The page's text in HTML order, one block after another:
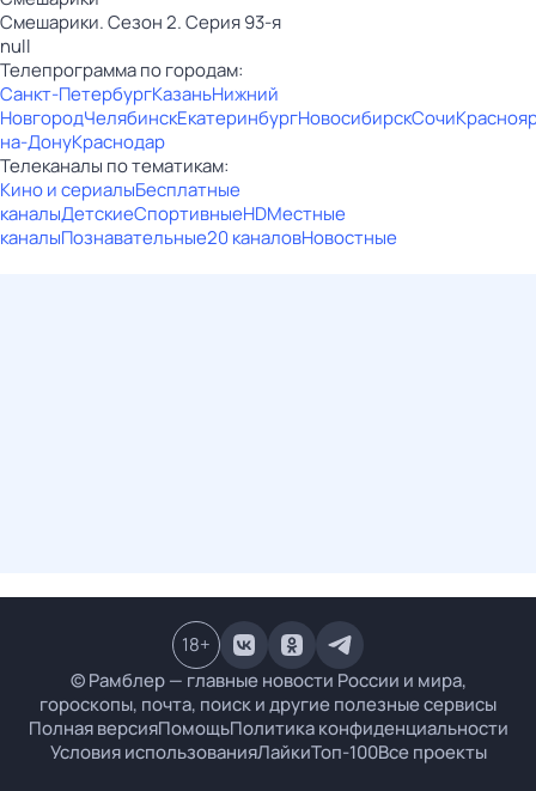
Смешарики. Сезон 2. Серия 93-я
null
Телепрограмма по городам:
Санкт-ПетербургКазаньНижний
НовгородЧелябинскЕкатеринбургНовосибирскСочи
на-ДонуКраснодар
Телеканалы по тематикам:
Кино и сериалыБесплатные
каналыДетскиеСпортивныеHDМестные
каналыПознавательные20 каналовНовостные
© Рамблер — главные новости России и мира,
гороскопы, почта, поиск и другие полезные сервисы
Полная версияПомощьПолитика конфиденциальности
Условия использованияЛайкиТоп-100Все проекты
18+